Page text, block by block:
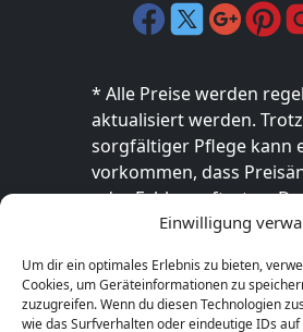
Einwilligung
Um dir ein optimales Erlebnis zu bieten,
Cookies, um Geräteinformationen zu
zuzugreifen. Wenn du diesen Technologien
wie das Surfverhalten oder eindeutige IDs
* Alle Preise werden
aktualisiert werden. Trotz
sorgfältiger Pflege kann
vorkommen, dass
oder Fehler auftreten.
endgültige Preis sowie
ausschließlich im
Shop des Anbieters